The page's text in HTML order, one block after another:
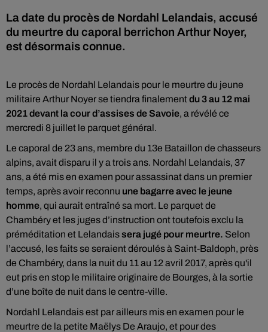
La date du procès de Nordahl Lelandais, accusé
du meurtre du caporal berrichon Arthur Noyer,
est désormais connue.
Le procès de Nordahl Lelandais pour le meurtre du jeune
militaire Arthur Noyer se tiendra finalementdu 3 au 12 mai
2021 devant la cour d’assises de Savoie, a révélé ce
mercredi 8 juillet le parquet général.
Le caporal de 23 ans, membre du 13e Bataillon de chasseurs
alpins, avait disparu il y a trois ans. Nordahl Lelandais, 37
ans, a été mis en examen pour assassinat dans un premier
temps, après avoir reconnu une bagarre avec le jeune
homme, qui aurait entraîné sa mort. Le parquet de
Chambéry et les juges d’instruction ont toutefois exclu la
préméditation et Lelandaissera jugé pour meurtre. Selon
l’accusé, les faits se seraient déroulés à Saint-Baldoph, près
de Chambéry, dans la nuit du 11 au 12 avril 2017, après qu'il
eut pris en stop le militaire originaire de Bourges, à la sortie
d’une boîte de nuit dans le centre-ville.
Nordahl Lelandais est par ailleurs mis en examen pour le
meurtre de la petite Maëlys De Araujo, et pour des